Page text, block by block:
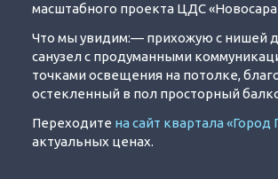
масштабного проекта ЦДС
Что мы увидим:— прихожую с нишей
санузел с продуманными
точками освещения на потолке,
остекленный в пол просторный
Переходите на сайт квартала
актуальных ценах.